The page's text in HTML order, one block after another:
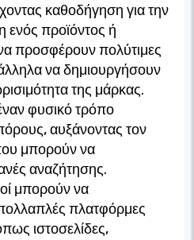
καθοδήγηση για την
ενός προϊόντος ή
προσφέρουν πολύτιμες
να δημιουργήσουν
της μάρκας.
φυσικό τρόπο
αυξάνοντας τον
μπορούν να
αναζήτησης.
μπορούν να
πλατφόρμες
ιστοσελίδες,